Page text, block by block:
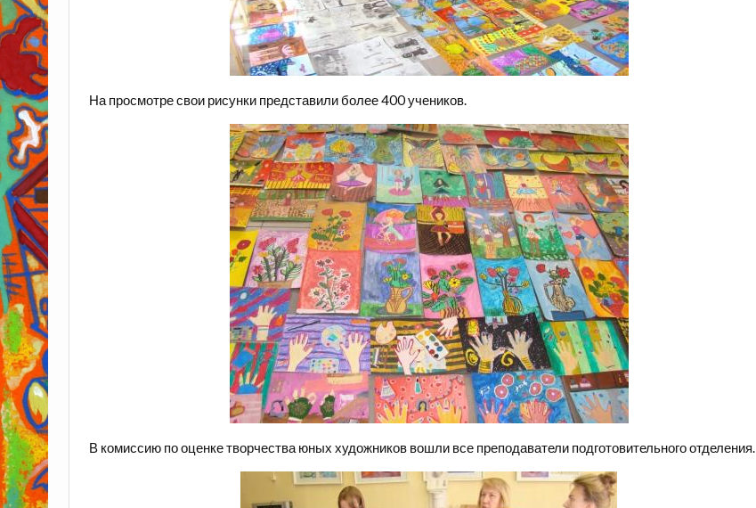
На просмотре свои рисунки представили более 400 учеников.
В комиссию по оценке творчества юных художников вошли все преподаватели подготовительного отделения.